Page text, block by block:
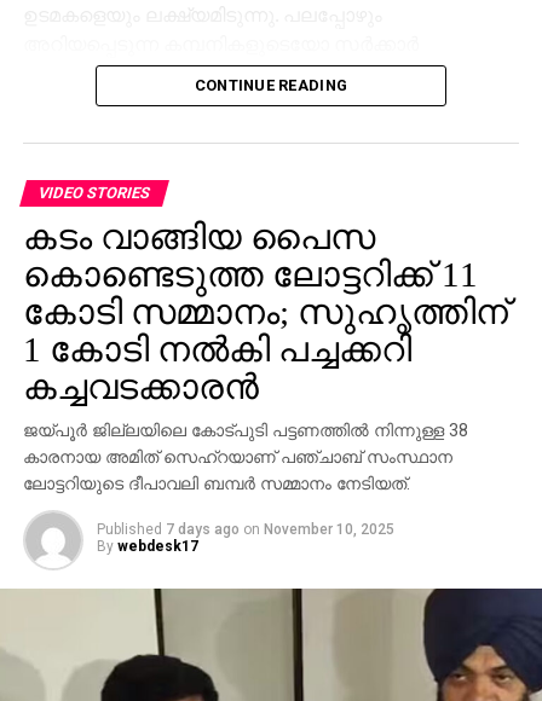
ഏജന്‍സികളുടെയോ പേരില്‍ വ്യാജ ജോലി
ലിസ്റ്റിംഗുകള്‍ സൃഷ്ടിക്കപ്പെടുന്നു. ഇരകളോട്
ആവശ്യപ്പെടുന്നതാണ് സാധാരണ രീതി. ചിലര്‍
മാല്‍വെയര്‍ ഇന്‍സ്റ്റാള്‍ ചെയ്യാനോ ഡാറ്റ
മോഷ്ടിക്കാനോ ലക്ഷ്യമിട്ടുള്ള വ്യാജ അഭിമുഖ
സോഫ്റ്റ്‌വെയറുകളും അയക്കുന്നു. ഇത്തരം തട്ടിപ്പുകള്‍
വ്യക്തികള്‍ക്കും സ്ഥാപനങ്ങള്‍ക്കും ഗുരുതരമായ
ഭീഷണിയാണെന്ന് ഗൂഗിള്‍ മുന്നറിയിപ്പ് നല്‍കി.
നിയമാനുസൃത തൊഴിലുടമകള്‍ ഒരിക്കലും സാമ്പത്തിക
വിവരങ്ങളോ പേയ്‌മെന്റെ് ആവശ്യങ്ങളോ
ഉന്നയിക്കില്ലെന്നും ഉപയോക്താക്കള്‍ ഓണ്‍ലൈനില്‍
കൂടുതല്‍ ജാഗ്രത പാലിക്കണമെന്നും ഗൂഗിള്‍
വ്യക്തമാക്കി.
CONTINUE READING
VIDEO STORIES
കടം വാങ്ങിയ പൈസ
കൊണ്ടെടുത്ത ലോട്ടറിക്ക് 11
കോടി സമ്മാനം; സുഹൃത്തിന്
1 കോടി നല്‍കി പച്ചക്കറി
കച്ചവടക്കാരന്‍
ജയ്പൂര്‍ ജില്ലയിലെ കോട്പുടി പട്ടണത്തില്‍ നിന്നുള്ള 38
കാരനായ അമിത് സെഹ്‌റയാണ് പഞ്ചാബ് സംസ്ഥാന
ലോട്ടറിയുടെ ദീപാവലി ബമ്പര്‍ സമ്മാനം നേടിയത്.
Published 7 days ago on November 10, 2025
By webdesk17